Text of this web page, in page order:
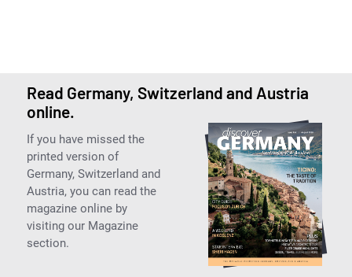
Read Germany, Switzerland and Austria
online.
If you have missed the
printed version of
Germany, Switzerland and
Austria, you can read the
magazine online by
visiting our Magazine
section.